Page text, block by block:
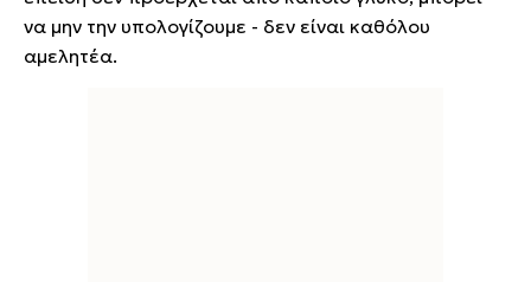
να μην την υπολογίζουμε - δεν είναι καθόλου
αμελητέα.